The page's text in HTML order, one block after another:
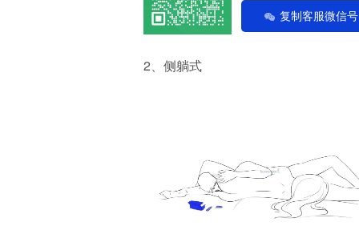
复制客服微信号
2、侧躺式